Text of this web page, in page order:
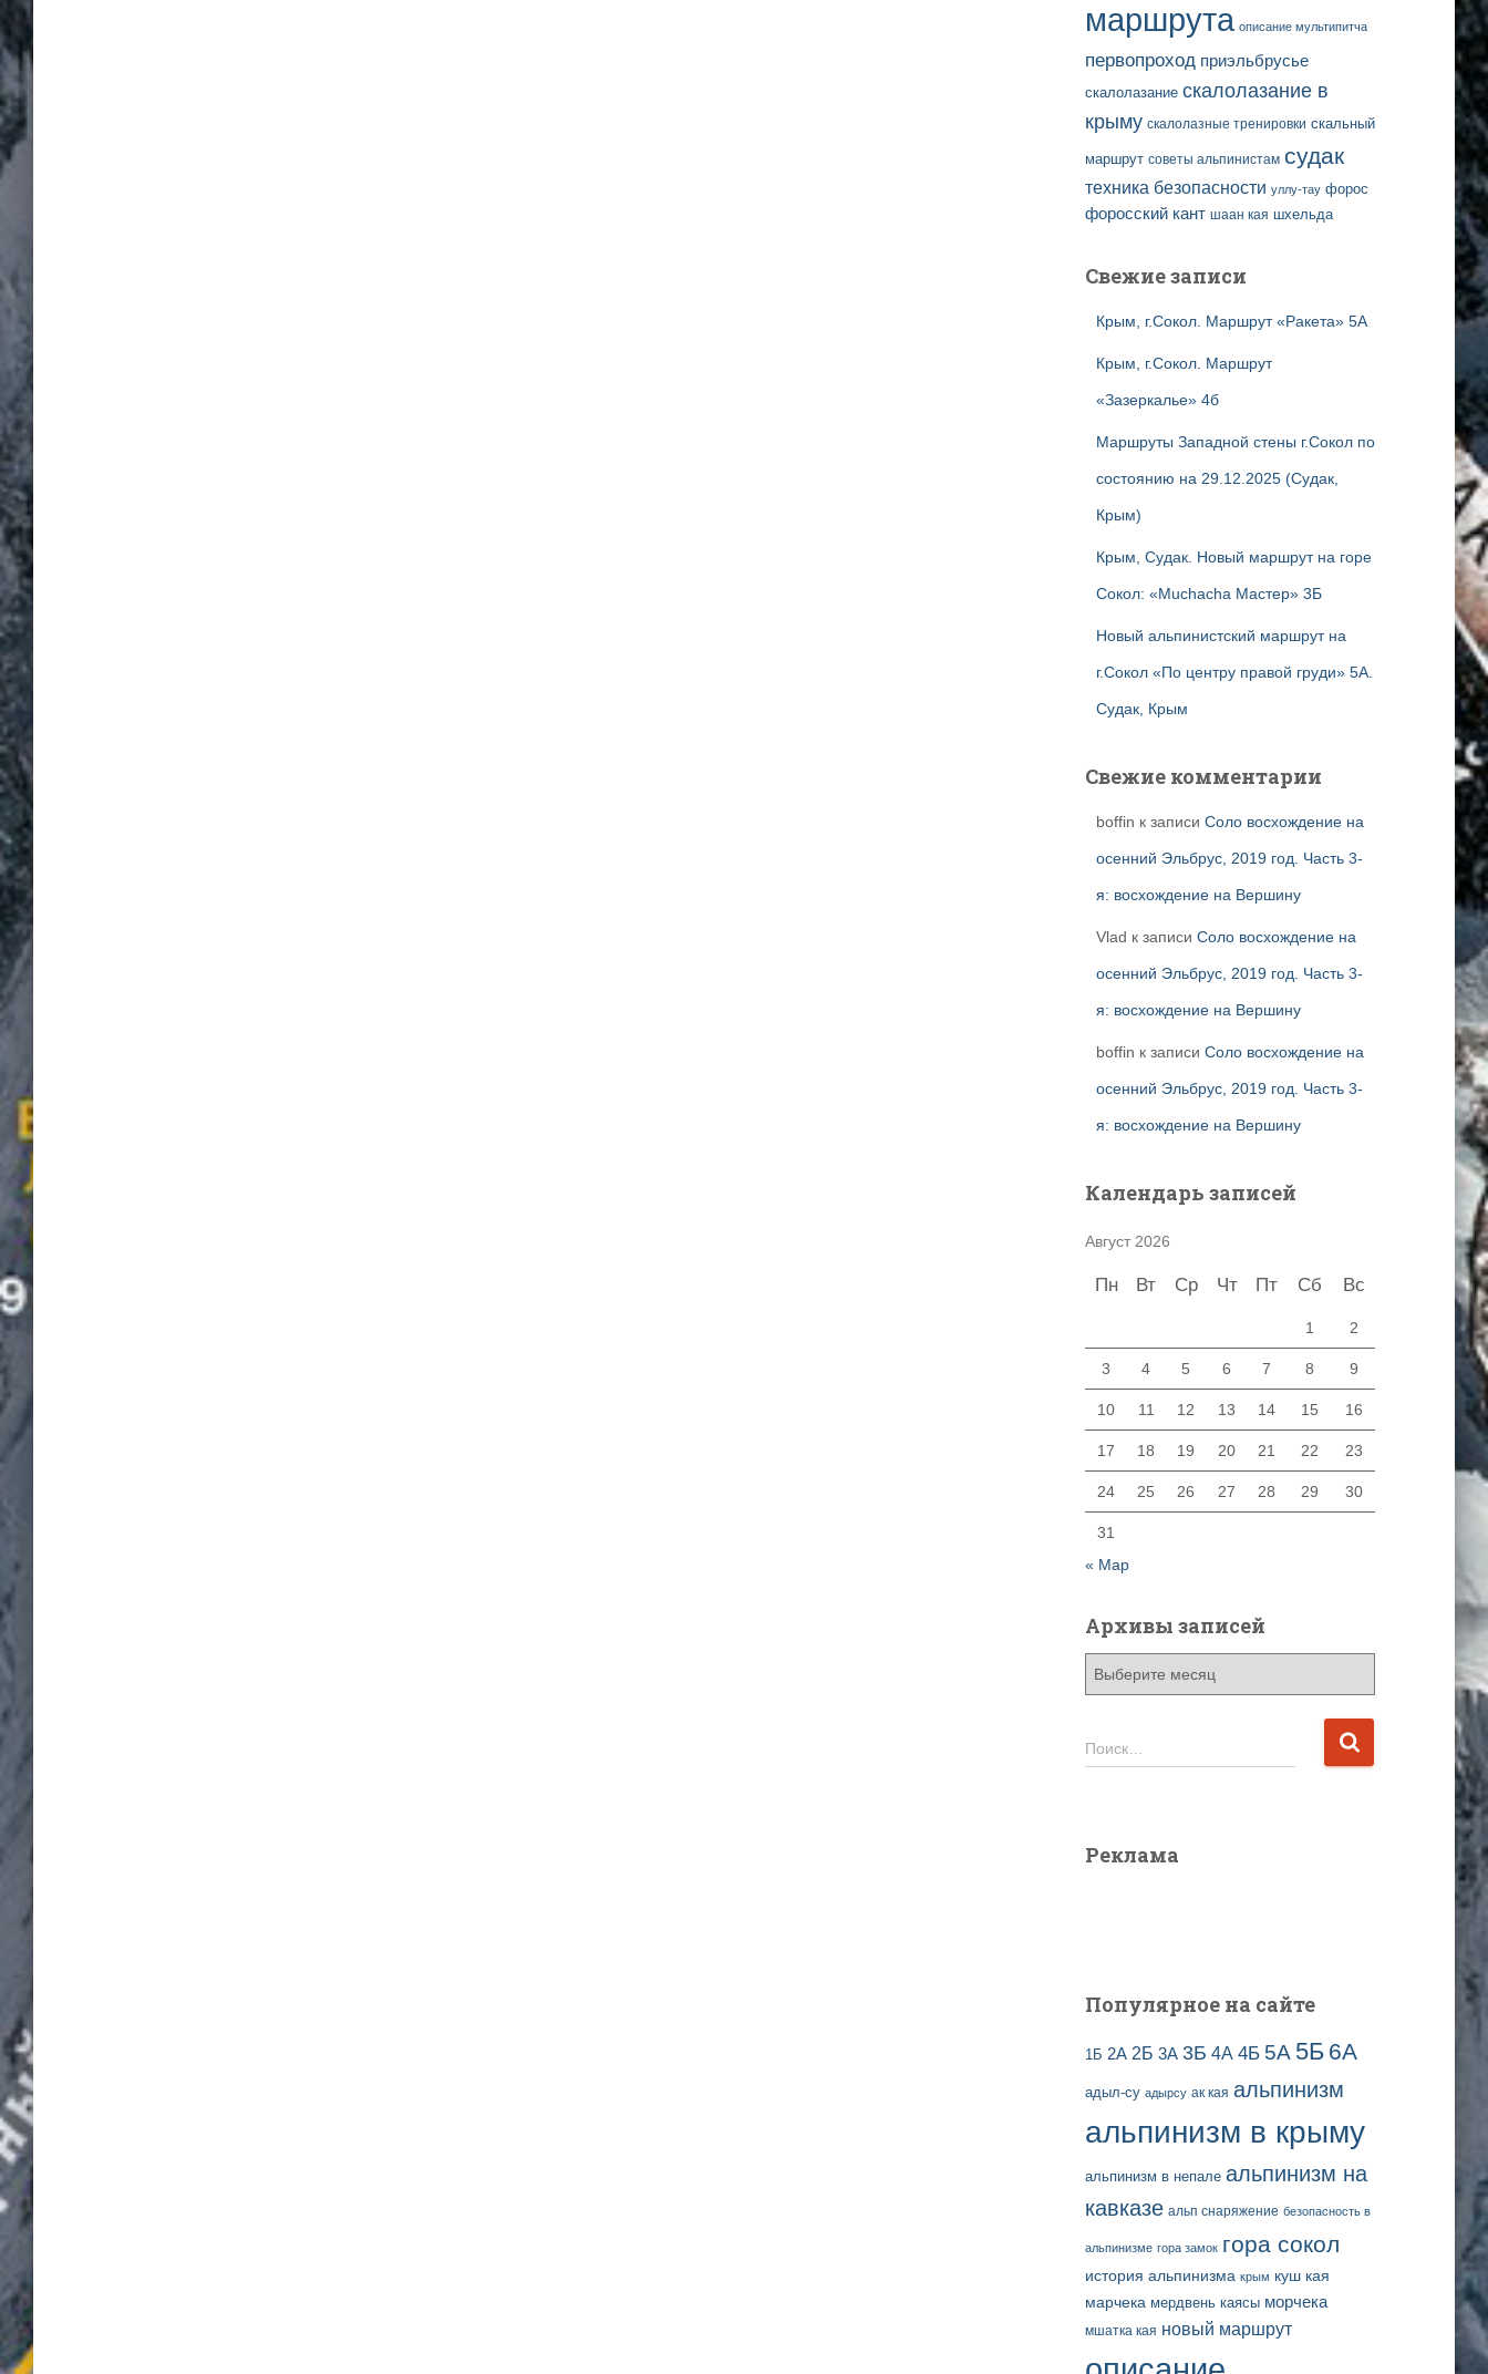
маршрута описание мультипитча
первопроход приэльбрусье
скалолазание скалолазание в
крыму скалолазные тренировки скальный
маршрут советы альпинистам судак
техника безопасности уллу-тау форос
форосский кант шаан кая шхельда
Свежие записи
Крым, г.Сокол. Маршрут «Ракета» 5А
Крым, г.Сокол. Маршрут
«Зазеркалье» 4б
Маршруты Западной стены г.Сокол по
состоянию на 29.12.2025 (Судак,
Крым)
Крым, Судак. Новый маршрут на горе
Сокол: «Muchacha Мастер» 3Б
Новый альпинистский маршрут на
г.Сокол «По центру правой груди» 5А.
Судак, Крым
Свежие комментарии
boffin к записи Соло восхождение на
осенний Эльбрус, 2019 год. Часть 3-
я: восхождение на Вершину
Vlad к записи Соло восхождение на
осенний Эльбрус, 2019 год. Часть 3-
я: восхождение на Вершину
boffin к записи Соло восхождение на
осенний Эльбрус, 2019 год. Часть 3-
я: восхождение на Вершину
Календарь записей
Август 2026
Пн Вт Ср Чт Пт Сб Вс
1 2
3 4 5 6 7 8 9
10 11 12 13 14 15 16
17 18 19 20 21 22 23
24 25 26 27 28 29 30
31
« Мар
Архивы записей
в
п
Н
а
:
Поиск…
Реклама
Популярное на сайте
1Б 2А 2Б 3А 3Б 4А 4Б 5А 5Б 6А
адыл-су адырсу ак кая альпинизм
альпинизм в крыму
альпинизм в непале альпинизм на
кавказе альп снаряжение безопасность в
альпинизме гора замок гора сокол
история альпинизма крым куш кая
марчека мердвень каясы морчека
мшатка кая новый маршрут